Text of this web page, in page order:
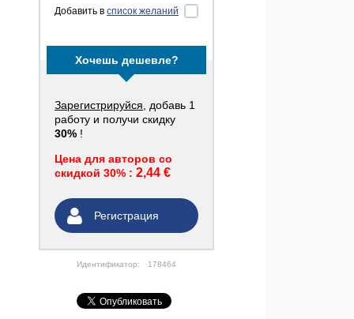
Добавить в список желаний
Хочешь дешевле?
Зарегистрируйся , добавь 1
работу и получи скидку
30% !
Цена для авторов со
скидкой 30% : 2,44 €
Регистрация
Идентификатор: 178464